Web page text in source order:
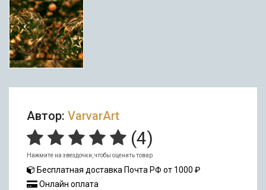
Автор: VarvarArt
(4)
Нажмите на звездочки, чтобы оценить товар
Бесплатная доставка Почта РФ от 1000 ₽
Онлайн оплата